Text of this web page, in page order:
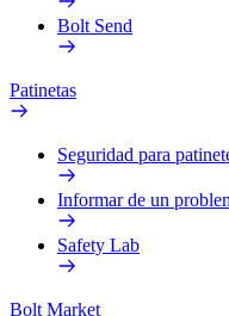
Bolt Send
Patinetas
Seguridad para
Informar de un
Safety Lab
Bolt Market